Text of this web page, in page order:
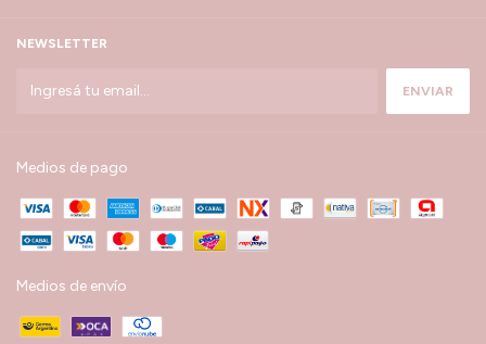
NEWSLETTER
Medios de pago
Medios de envío